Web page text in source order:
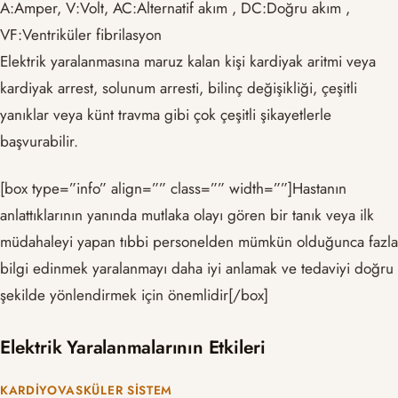
A:Amper, V:Volt, AC:Alternatif akım , DC:Doğru akım ,
VF:Ventriküler fibrilasyon
Elektrik yaralanmasına maruz kalan kişi kardiyak aritmi veya
kardiyak arrest, solunum arresti, bilinç değişikliği, çeşitli
yanıklar veya künt travma gibi çok çeşitli şikayetlerle
başvurabilir.
[box type=”info” align=”” class=”” width=””]Hastanın
anlattıklarının yanında mutlaka olayı gören bir tanık veya ilk
müdahaleyi yapan tıbbi personelden mümkün olduğunca fazla
bilgi edinmek yaralanmayı daha iyi anlamak ve tedaviyi doğru
şekilde yönlendirmek için önemlidir[/box]
Elektrik Yaralanmalarının Etkileri
KARDIYOVASKÜLER SISTEM